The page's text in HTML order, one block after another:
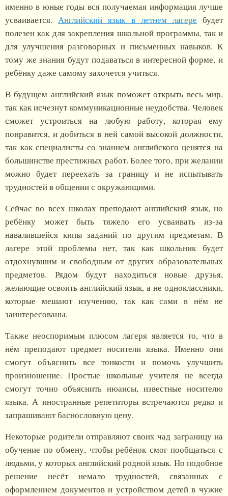
именно в юные годы вся получаемая информация лучше
усваивается.Английский язык в летнем лагере будет
полезен как для закрепления школьной программы, так и
для улучшения разговорных и письменных навыков. К
тому же знания будут подаваться в интересной форме, и
ребёнку даже самому захочется учиться.
В будущем английский язык поможет открыть весь мир,
так как исчезнут коммуникационные неудобства. Человек
сможет устроиться на любую работу, которая ему
понравится, и добиться в ней самой высокой должности,
так как специалисты со знанием английского ценятся на
большинстве престижных работ. Более того, при желании
можно будет переехать за границу и не испытывать
трудностей в общении с окружающими.
Сейчас во всех школах преподают английский язык, но
ребёнку может быть тяжело его усваивать из-за
навалившейся кипы заданий по другим предметам. В
лагере этой проблемы нет, так как школьник будет
отдохнувшим и свободным от других образовательных
предметов. Рядом будут находиться новые друзья,
желающие освоить английский язык, а не одноклассники,
которые мешают изучению, так как сами в нём не
заинтересованы.
Также неоспоримым плюсом лагеря является то, что в
нём преподают предмет носители языка. Именно они
смогут объяснить все тонкости и помочь улучшить
произношение. Простые школьные учителя не всегда
смогут точно объяснить нюансы, известные носителю
языка. А иностранные репетиторы встречаются редко и
запрашивают баснословную цену.
Некоторые родители отправляют своих чад заграницу на
обучение по обмену, чтобы ребёнок смог пообщаться с
людьми, у которых английский родной язык. Но подобное
решение несёт немало трудностей, связанных с
оформлением документов и устройством детей в чужие